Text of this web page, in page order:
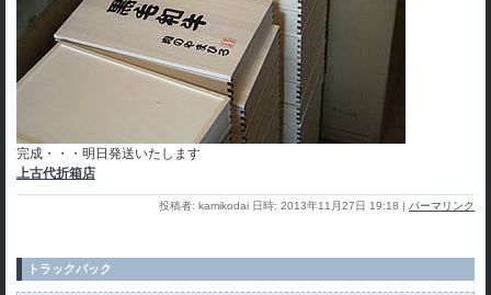
完成・・・明日発送いたします
上古代折箱店
投稿者: kamikodai 日時: 2013年11月27日 19:18 | パーマリンク
トラックバック